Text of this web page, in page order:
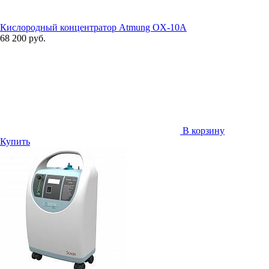
Кислородный концентратор Atmung OX-10A
68 200 руб.
В корзину
Купить